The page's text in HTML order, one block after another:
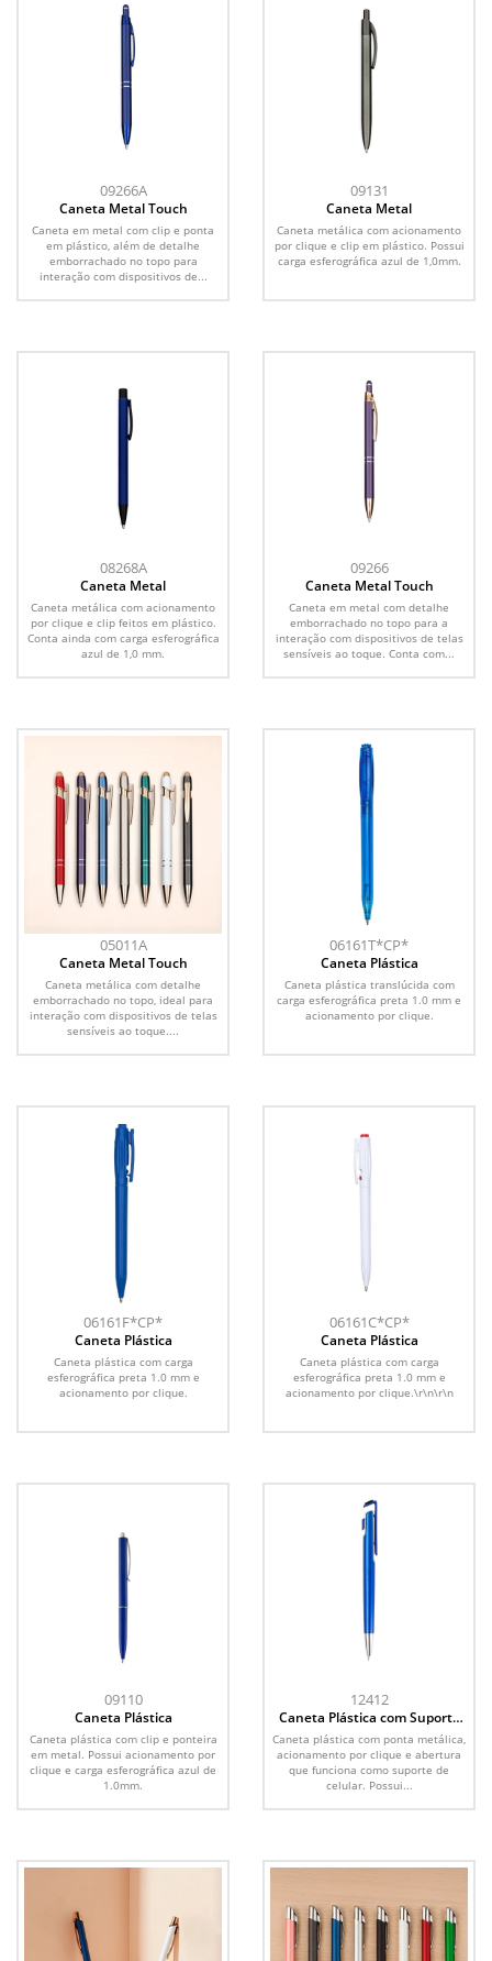
09266A
Caneta Metal Touch
Caneta em metal com clip e ponta
em plástico, além de detalhe
emborrachado no topo para
interação com dispositivos de...
09131
Caneta Metal
Caneta metálica com acionamento
por clique e clip em plástico. Possui
carga esferográfica azul de 1,0mm.
08268A
Caneta Metal
Caneta metálica com acionamento
por clique e clip feitos em plástico.
Conta ainda com carga esferográfica
azul de 1,0 mm.
09266
Caneta Metal Touch
Caneta em metal com detalhe
emborrachado no topo para a
interação com dispositivos de telas
sensíveis ao toque. Conta com...
05011A
Caneta Metal Touch
Caneta metálica com detalhe
emborrachado no topo, ideal para
interação com dispositivos de telas
sensíveis ao toque....
06161T*CP*
Caneta Plástica
Caneta plástica translúcida com
carga esferográfica preta 1.0 mm e
acionamento por clique.
06161F*CP*
Caneta Plástica
Caneta plástica com carga
esferográfica preta 1.0 mm e
acionamento por clique.
06161C*CP*
Caneta Plástica
Caneta plástica com carga
esferográfica preta 1.0 mm e
acionamento por clique.\r\n\r\n
09110
Caneta Plástica
Caneta plástica com clip e ponteira
em metal. Possui acionamento por
clique e carga esferográfica azul de
1.0mm.
12412
Caneta Plástica com Suporte
para Celular
Caneta plástica com ponta metálica,
acionamento por clique e abertura
que funciona como suporte de
celular. Possui...